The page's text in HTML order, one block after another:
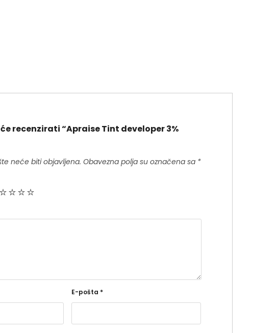
recenzirati “Apraise Tint developer 3%
neće biti objavljena. Obavezna polja su označena sa *
E-pošta *